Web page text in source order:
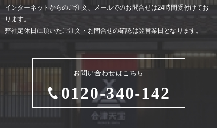
お問い合わせはこちら
0120-340-142
インターネットからのご注⽂、メールでのお問合せは24時間受付けてお
ります。
弊社定休⽇に頂いたご注⽂・お問合せの確認は翌営業⽇となります。